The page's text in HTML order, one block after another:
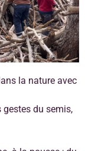
la nature avec
gestes du semis,